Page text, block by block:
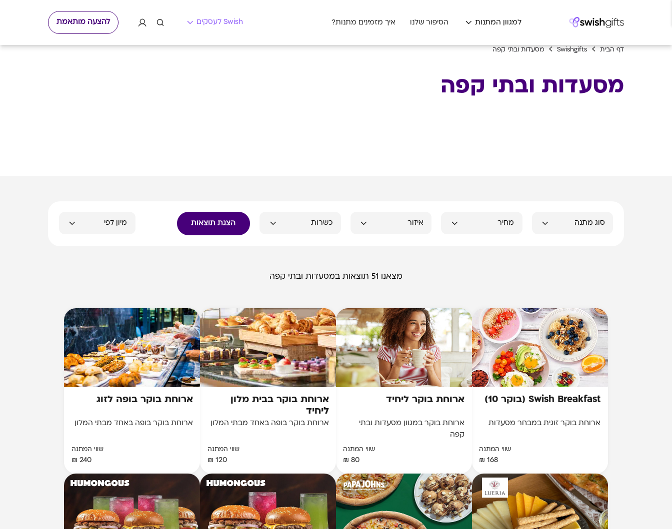
למגוון המתנות הסיפור שלנו איך מזמינים מתנות? Swish לעסקים להצעה מותאמת
דף הבית Swishgifts מסעדות ובתי קפה
מסעדות ובתי קפה
הצגת תוצאות
מצאנו 51 תוצאות במסעדות ובתי קפה
Swish Breakfast (בוקר 10)
ארוחת בוקר זוגית במבחר מסעדות
שווי המתנה
168 ₪
ארוחת בוקר ליחיד
ארוחת בוקר במגוון מסעדות ובתי
קפה
שווי המתנה
80 ₪
ארוחת בוקר בבית מלון
ליחיד
ארוחת בוקר בופה באחד מבתי המלון
שווי המתנה
120 ₪
ארוחת בוקר בופה לזוג
ארוחת בוקר בופה באחד מבתי המלון
שווי המתנה
240 ₪